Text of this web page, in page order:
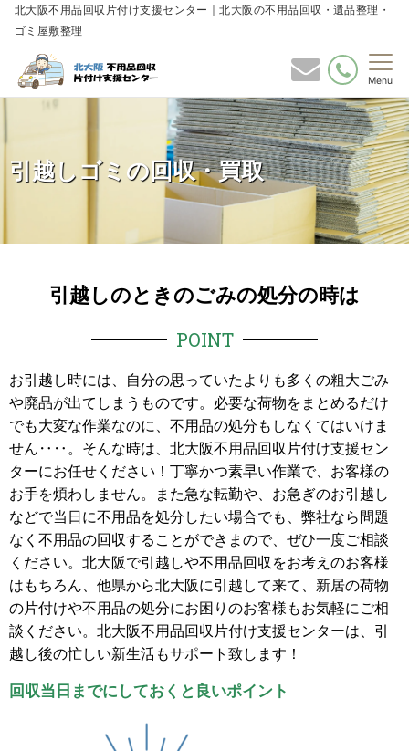
北大阪不用品回収片付け支援センター｜北大阪の不用品回収・遺品整理・
ゴミ屋敷整理
Menu
引越しゴミの回収・買取
引越しのときのごみの処分の時は
POINT
お引越し時には、自分の思っていたよりも多くの粗大ごみ
や廃品が出てしまうものです。必要な荷物をまとめるだけ
でも大変な作業なのに、不用品の処分もしなくてはいけま
せん‥‥。そんな時は、北大阪不用品回収片付け支援セン
ターにお任せください！丁寧かつ素早い作業で、お客様の
お手を煩わしません。また急な転勤や、お急ぎのお引越し
などで当日に不用品を処分したい場合でも、弊社なら問題
なく不用品の回収することができまので、ぜひ一度ご相談
ください。北大阪で引越しや不用品回収をお考えのお客様
はもちろん、他県から北大阪に引越して来て、新居の荷物
の片付けや不用品の処分にお困りのお客様もお気軽にご相
談ください。北大阪不用品回収片付け支援センターは、引
越し後の忙しい新生活もサポート致します！
回収当日までにしておくと良いポイント